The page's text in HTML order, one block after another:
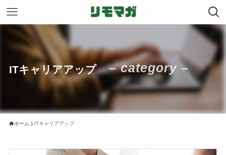
ITキャリアアップ – category –
ホーム ITキャリアアップ